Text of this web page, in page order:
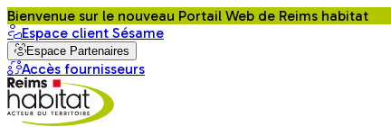
Bienvenue sur le nouveau Portail Web de Reims habitat
Espace client Sésame
Espace Partenaires
Accès fournisseurs